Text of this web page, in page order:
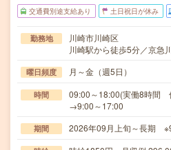
交通費別途支給あり 土日祝日が休み
勤務地
川崎市川崎区
川崎駅から徒歩5分／京急
曜日頻度 月～金（週5日）
時間
09:00～18:00(実働8時間
→9:00～17:00
期間 2026年09月上旬～長期